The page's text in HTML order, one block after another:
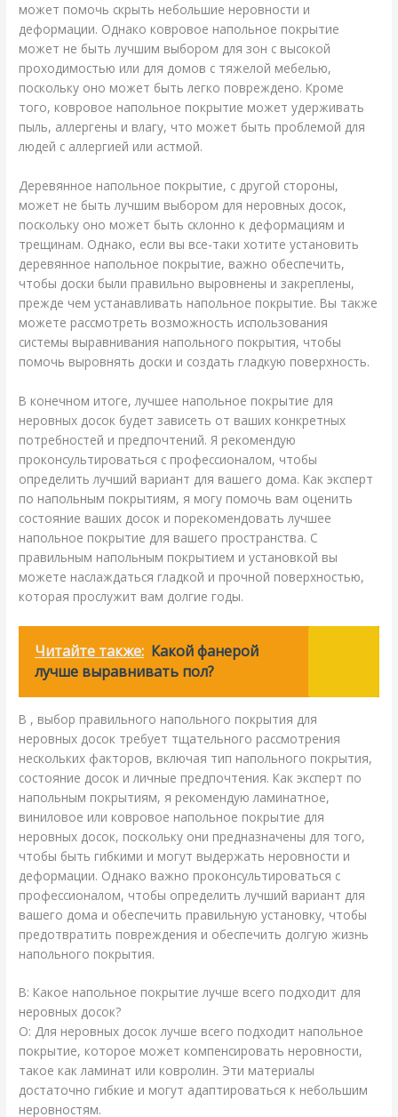
может помочь скрыть небольшие неровности и
деформации. Однако ковровое напольное покрытие
может не быть лучшим выбором для зон с высокой
проходимостью или для домов с тяжелой мебелью,
поскольку оно может быть легко повреждено. Кроме
того, ковровое напольное покрытие может удерживать
пыль, аллергены и влагу, что может быть проблемой для
людей с аллергией или астмой.
Деревянное напольное покрытие, с другой стороны,
может не быть лучшим выбором для неровных досок,
поскольку оно может быть склонно к деформациям и
трещинам. Однако, если вы все-таки хотите установить
деревянное напольное покрытие, важно обеспечить,
чтобы доски были правильно выровнены и закреплены,
прежде чем устанавливать напольное покрытие. Вы также
можете рассмотреть возможность использования
системы выравнивания напольного покрытия, чтобы
помочь выровнять доски и создать гладкую поверхность.
В конечном итоге, лучшее напольное покрытие для
неровных досок будет зависеть от ваших конкретных
потребностей и предпочтений. Я рекомендую
проконсультироваться с профессионалом, чтобы
определить лучший вариант для вашего дома. Как эксперт
по напольным покрытиям, я могу помочь вам оценить
состояние ваших досок и порекомендовать лучшее
напольное покрытие для вашего пространства. С
правильным напольным покрытием и установкой вы
можете наслаждаться гладкой и прочной поверхностью,
которая прослужит вам долгие годы.
Читайте также: Какой фанерой
лучше выравнивать пол?
В , выбор правильного напольного покрытия для
неровных досок требует тщательного рассмотрения
нескольких факторов, включая тип напольного покрытия,
состояние досок и личные предпочтения. Как эксперт по
напольным покрытиям, я рекомендую ламинатное,
виниловое или ковровое напольное покрытие для
неровных досок, поскольку они предназначены для того,
чтобы быть гибкими и могут выдержать неровности и
деформации. Однако важно проконсультироваться с
профессионалом, чтобы определить лучший вариант для
вашего дома и обеспечить правильную установку, чтобы
предотвратить повреждения и обеспечить долгую жизнь
напольного покрытия.
В: Какое напольное покрытие лучше всего подходит для
неровных досок?
О: Для неровных досок лучше всего подходит напольное
покрытие, которое может компенсировать неровности,
такое как ламинат или ковролин. Эти материалы
достаточно гибкие и могут адаптироваться к небольшим
неровностям.